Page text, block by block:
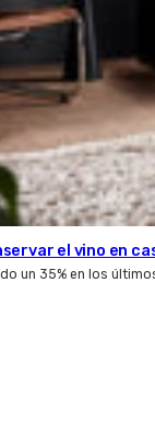
el vino en
un 35% en los